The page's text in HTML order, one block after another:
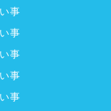
事
事
事
事
事